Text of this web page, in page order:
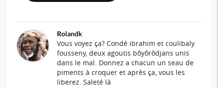
Rolandk
Vous voyez ça? Condé ibrahim et coulibaly
fousseny, deux agoutis bôyôrôdjans unis
dans le mal. Donnez a chacun un seau de
piments à croquer et après ça, vous les
liberez. Saleté là